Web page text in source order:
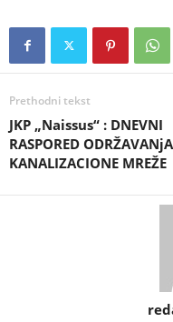
Prethodni tekst
JKP „Naissus“ : DNEVNI
RASPORED ODRŽAVANjA
KANALIZACIONE MREŽE